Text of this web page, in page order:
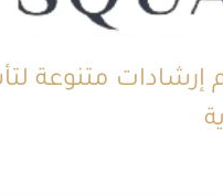
إرشادات متنوعة